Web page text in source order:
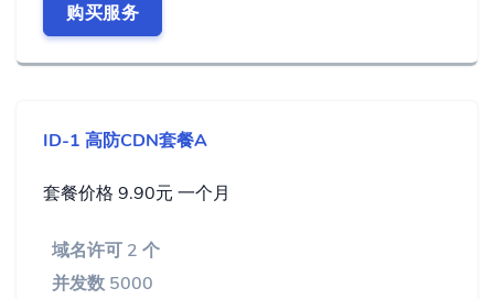
购买服务
ID-1 高防CDN套餐A
套餐价格 9.90元 一个月
域名许可 2 个
并发数 5000